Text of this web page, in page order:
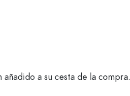
a su cesta de la compra.